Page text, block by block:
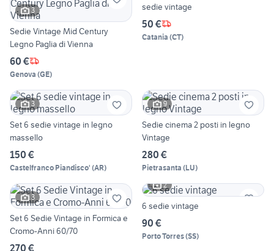
3
Sedie Vintage Mid Century
Legno Paglia di Vienna
60 €
Genova (GE)
sedie vintage
50 €
Catania (CT)
3
Set 6 sedie vintage in legno
massello
150 €
Castelfranco Piandisco' (AR)
9
Sedie cinema 2 posti in legno
Vintage
280 €
Pietrasanta (LU)
3
Set 6 Sedie Vintage in Formica e
Cromo-Anni 60/70
270 €
2
6 sedie vintage
90 €
Porto Torres(SS)